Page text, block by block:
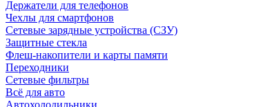
Держатели для телефонов
Чехлы для смартфонов
Сетевые зарядные устройства (СЗУ)
Защитные стекла
Флеш-накопители и карты памяти
Переходники
Сетевые фильтры
Всё для авто
Автохолодильники